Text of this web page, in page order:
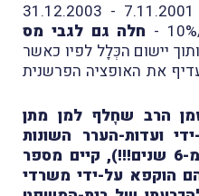
7.11.2001 ונמכרו בתקופה 7.11.2001 - 31.12.2003
חלה גם לגבי מס
יישום הכְּלָל לפיו כאשר
את האופציה הפרשנית
הרב שחָלף למן מתן
ועדות-הערר השונות
(בחלק מהמקרים, למעלה מ-6 שנים!!!), קיים מספר
הוקפא על-ידי משרדי